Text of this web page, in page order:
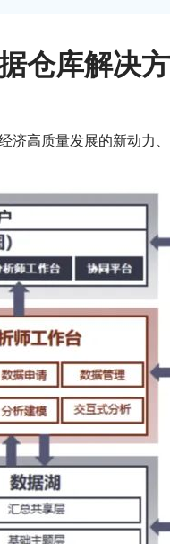
仓库解决
济高质量发展的新动力